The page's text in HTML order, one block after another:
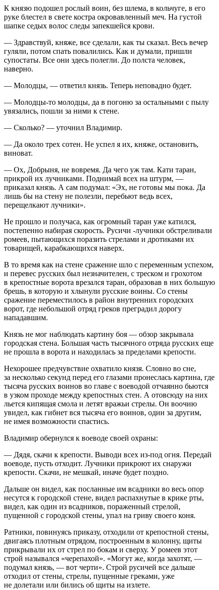
К князю подошел рослый воин, без шлема, в кольчуге, в его
руке блестел в свете костра окровавленный меч. На густой
шапке седых волос следы запекшейся крови.
— Здравствуй, княже, все сделали, как ты сказал. Весь вечер
гуляли, потом спать повалились. Как и думали, пришли
супостаты. Все они здесь полегли. До полста человек,
наверно.
— Молодцы, — ответил князь. Теперь неповадно будет.
— Молодцы-то молодцы, да в погоню за остальными с пылу
увязались, пошли за ними к стене.
— Сколько? — уточнил Владимир.
— Да около трех сотен. Не успел я их, княже, остановить,
виноват.
— Ох, Добрыня, не вовремя. Да чего уж там. Кати таран,
прикрой их лучниками. Поднимай всех на штурм, —
приказал князь. А сам подумал: «Эх, не готовы мы пока. Да
лишь бы на стену не полезли, перебьют ведь всех,
перещелкают лучники».
Не прошло и получаса, как огромный таран уже катился,
постепенно набирая скорость. Русичи -лучники обстреливали
ромеев, пытающихся поразить стрелами и дротиками их
товарищей, карабкающихся наверх.
В то время как на стене сражение шло с переменным успехом,
и перевес русских был незначителен, с треском и грохотом
в крепостные ворота врезался таран, образовав в них большую
брешь, в которую и хлынули русские воины. Со стены
сражение переместилось в район внутренних городских
ворот, где небольшой отряд греков преградил дорогу
нападавшим.
Князь не мог наблюдать картину боя — обзор закрывала
городская стена. Большая часть тысячного отряда русских еще
не прошла в ворота и находилась за пределами крепости.
Нехорошее предчувствие охватило князя. Словно во сне,
за несколько секунд перед его глазами пронеслась картина, где
тысяча русских воинов во главе с воеводой отчаянно бьются
в узком проходе между крепостных стен. А отовсюду на них
льется кипящая смола и летят вражьи стрелы. Он воочию
увидел, как гибнет вся тысяча его воинов, один за другим,
не имея возможности спастись.
Владимир обернулся к воеводе своей охраны:
— Дядя, скачи к крепости. Выводи всех из-под огня. Передай
воеводе, пусть отходит. Лучники прикроют их снаружи
крепости. Скачи, не мешкай, иначе будет поздно.
Дальше он видел, как посланные им всадники во весь опор
несутся к городской стене, видел распахнутые в крике рты,
видел, как один из всадников, пораженный стрелой,
пущенной с городской стены, упал на гриву своего коня.
Ратники, повинуясь приказу, отходили от крепостной стены,
двигаясь плотным отрядом, построенным в колонну, щиты
прикрывали их от стрел по бокам и сверху. У ромеев этот
строй назывался «черепахой». «Могут же, когда захотят, —
подумал князь, — вот черти». Строй русичей все дальше
отходил от стены, стрелы, пущенные греками, уже
не долетали или бились об щиты на излете.